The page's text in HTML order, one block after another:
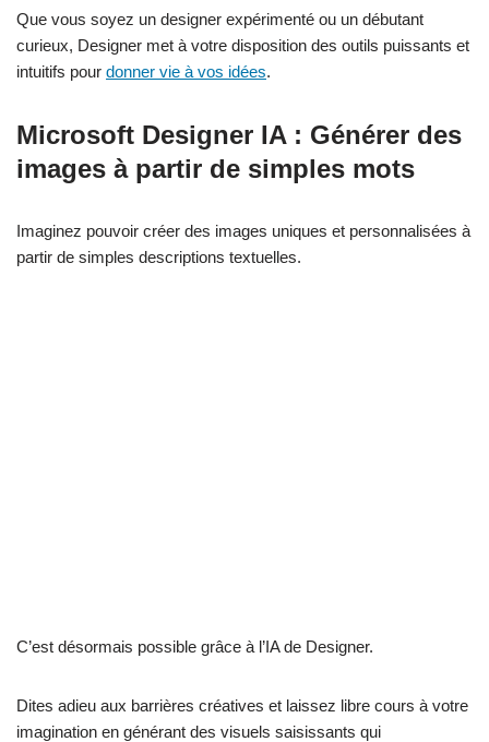
Que vous soyez un designer expérimenté ou un débutant
curieux, Designer met à votre disposition des outils puissants et
intuitifs pour donner vie à vos idées.
Microsoft Designer IA : Générer des
images à partir de simples mots
Imaginez pouvoir créer des images uniques et personnalisées à
partir de simples descriptions textuelles.
C’est désormais possible grâce à l’IA de Designer.
Dites adieu aux barrières créatives et laissez libre cours à votre
imagination en générant des visuels saisissants qui